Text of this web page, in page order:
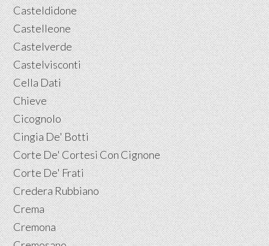
Casteldidone
Castelleone
Castelverde
Castelvisconti
Cella Dati
Chieve
Cicognolo
Cingia De' Botti
Corte De' Cortesi Con Cignone
Corte De' Frati
Credera Rubbiano
Crema
Cremona